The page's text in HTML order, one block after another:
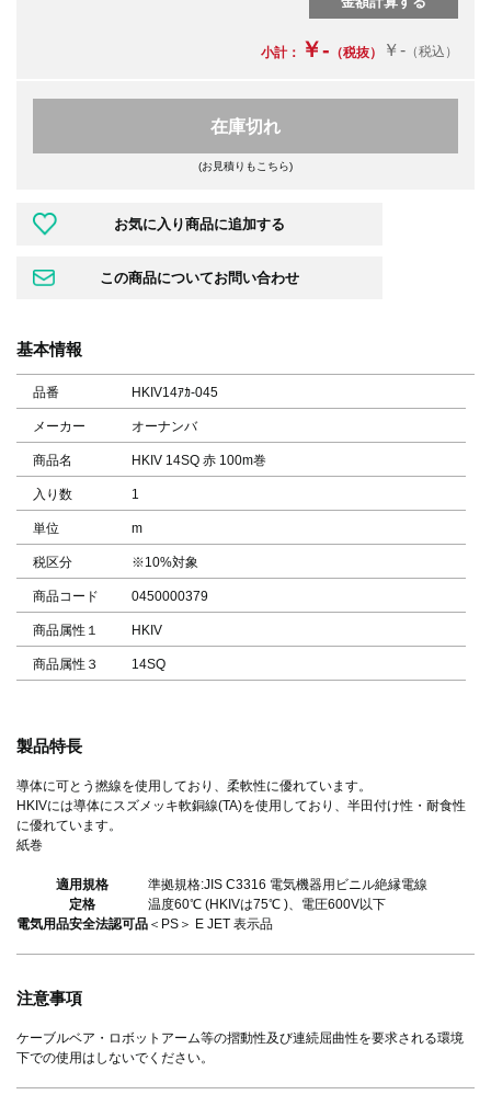
小計： ￥- （税抜） ￥- （税込）
在庫切れ
(お見積りもこちら)
基本情報
品番 HKIV14ｱｶ-045
メーカー オーナンバ
商品名 HKIV 14SQ 赤 100m巻
入り数 1
単位 m
税区分 ※10%対象
商品コード 0450000379
商品属性１ HKIV
商品属性３ 14SQ
製品特長
導体に可とう撚線を使用しており、柔軟性に優れています。
HKIVには導体にスズメッキ軟銅線(TA)を使用しており、半田付け性・耐食性
に優れています。
紙巻
適用規格
準拠規格:JIS C3316 電気機器用ビニル絶縁電線
定格
温度60℃ (HKIVは75℃ )、電圧600V以下
電気用品安全法認可品 ＜PS＞ E JET 表示品
注意事項
ケーブルベア・ロボットアーム等の摺動性及び連続屈曲性を要求される環境
下での使用はしないでください。